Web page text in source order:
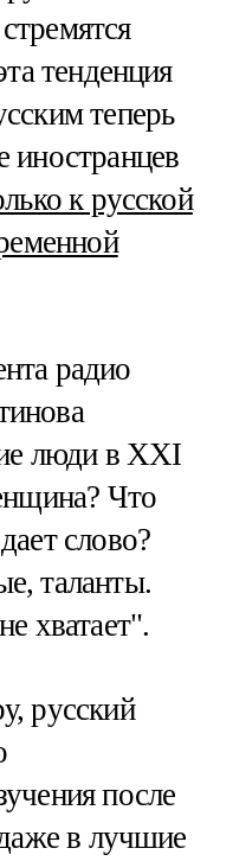
тенденция
теперь
иностранцев
к русской
радио
люди в XXI
Что
слово?
таланты.
хватает".
русский
после
в лучшие